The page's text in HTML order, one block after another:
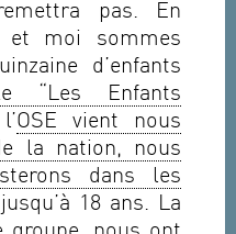
pas. En
et moi sommes
d’enfants
“Les Enfants
OSE vient nous
la nation, nous
dans les
jusqu’à 18 ans. La